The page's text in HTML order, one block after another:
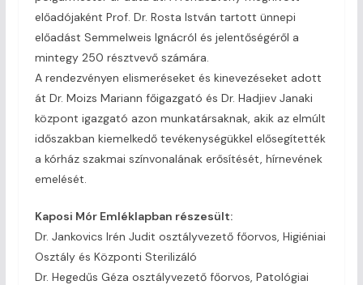
előadójaként Prof. Dr. Rosta István tartott ünnepi
előadást Semmelweis Ignácról és jelentőségéről a
mintegy 250 résztvevő számára.
A rendezvényen elismeréseket és kinevezéseket adott
át Dr. Moizs Mariann főigazgató és Dr. Hadjiev Janaki
központ igazgató azon munkatársaknak, akik az elmúlt
időszakban kiemelkedő tevékenységükkel elősegítették
a kórház szakmai színvonalának erősítését, hírnevének
emelését.
Kaposi Mór Emléklapban részesült:
Dr. Jankovics Irén Judit osztályvezető főorvos, Higiéniai
Osztály és Központi Sterilizáló
Dr. Hegedűs Géza osztályvezető főorvos, Patológiai